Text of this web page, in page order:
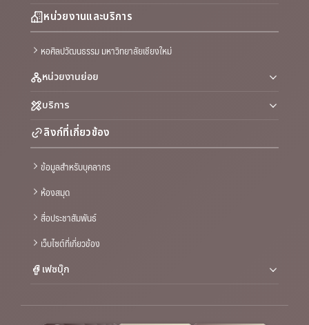
หน่วยงานและบริการ
หอศิลปวัฒนธรรม มหาวิทยาลัยเชียงใหม่
หน่วยงานย่อย
บริการ
ลิงก์ที่เกี่ยวข้อง
ข้อมูลสำหรับบุคลากร
ห้องสมุด
สื่อประชาสัมพันธ์
เว็บไซต์ที่เกี่ยวข้อง
เฟซบุ๊ก